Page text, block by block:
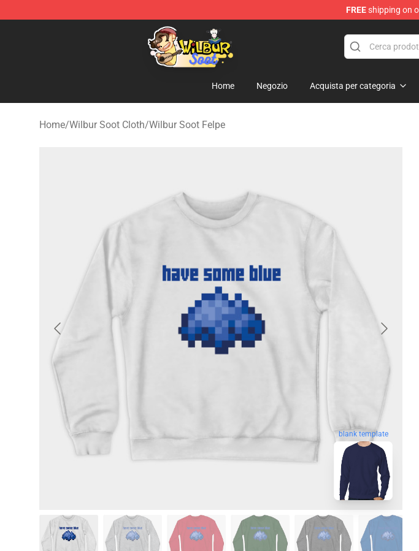
FREEshipping on
Wilbur Soot Shop - Official Wilbur Soot Merchandise Store
Home Negozio Acquista per categoria
Home/Wilbur Soot Cloth/Wilbur Soot Felpe
blank template